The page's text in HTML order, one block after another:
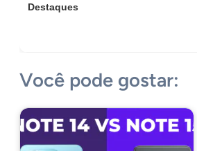
Destaques
Você pode gostar: